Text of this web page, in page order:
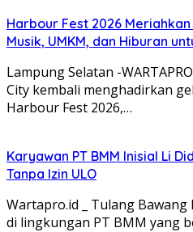
Harbour Fest 2026
Musik, UMKM, dan Hiburan
Lampung Selatan -
City kembali menghadirkan
Harbour Fest 2026,…
Karyawan PT BMM Inisial Li
Tanpa Izin ULO
Wartapro.id _ Tulang
di lingkungan PT BMM yang